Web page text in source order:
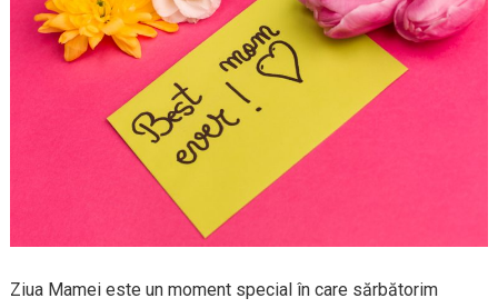
Ziua Mamei este un moment special în care sărbătorim